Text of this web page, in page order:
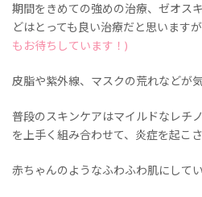
期間をきめての強めの治療、ゼオス
どはとっても良い治療だと思いますが
もお待ちしています！)
皮脂や紫外線、マスクの荒れなどが
普段のスキンケアはマイルドなレチ
を上手く組み合わせて、炎症を起こ
赤ちゃんのようなふわふわ肌にして